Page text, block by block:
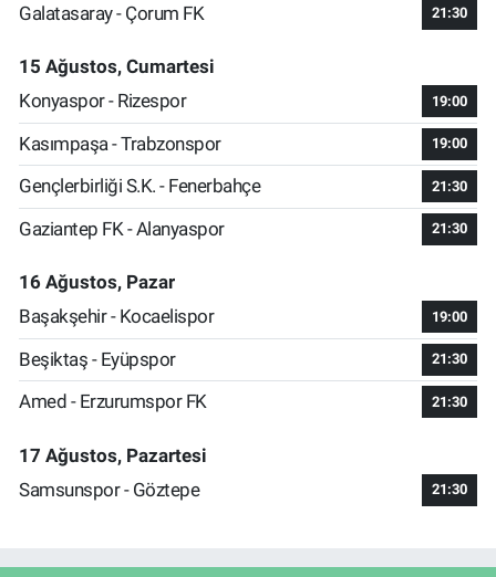
Galatasaray - Çorum FK
21:30
15 Ağustos, Cumartesi
Konyaspor - Rizespor
19:00
Kasımpaşa - Trabzonspor 19:00
Gençlerbirliği S.K. - Fenerbahçe 21:30
Gaziantep FK - Alanyaspor 21:30
16 Ağustos, Pazar
Başakşehir - Kocaelispor
19:00
Beşiktaş - Eyüpspor 21:30
Amed - Erzurumspor FK 21:30
17 Ağustos, Pazartesi
Samsunspor - Göztepe
21:30